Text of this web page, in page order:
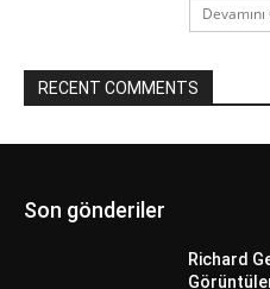
RECENT COMMENTS
Son gönderiler
Richard